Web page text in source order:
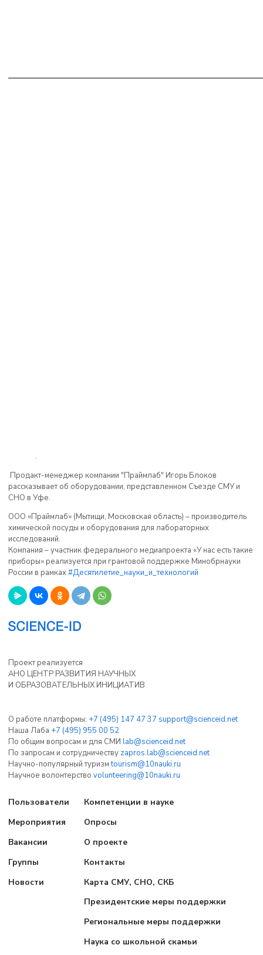
.
Продакт-менеджер компании "Праймлаб" Игорь Блоков
рассказывает об оборудовании, представленном Съезде СМУ и
СНО в Уфе.
ООО «Праймлаб» (Мытищи, Московская область) – производитель
химической посуды и оборудования для лабораторных
исследований.
Компания – участник федерального медиапроекта «У нас есть такие
приборы» реализуется при грантовой поддержке Минобрнауки
России в рамках#Десятилетие_науки_и_технологий
Проект реализуется
АНО ЦЕНТР РАЗВИТИЯ НАУЧНЫХ
И ОБРАЗОВАТЕЛЬНЫХ ИНИЦИАТИВ
Пользователи
Мероприятия
Вакансии
Группы
Новости
Компетенции в науке
Опросы
О проекте
Контакты
Карта СМУ, СНО, СКБ
Президентские меры поддержки
Региональные меры поддержки
Наука со школьной скамьи
О работе платформы: +7 (495) 147 47 37 support@scienceid.net
Наша Лаба +7 (495) 955 00 52
По общим вопросам и для СМИ lab@scienceid.net
По запросам и сотрудничеству zapros.lab@scienceid.net
Научно-популярный туризм tourism@10nauki.ru
Научное волонтерство volunteering@10nauki.ru